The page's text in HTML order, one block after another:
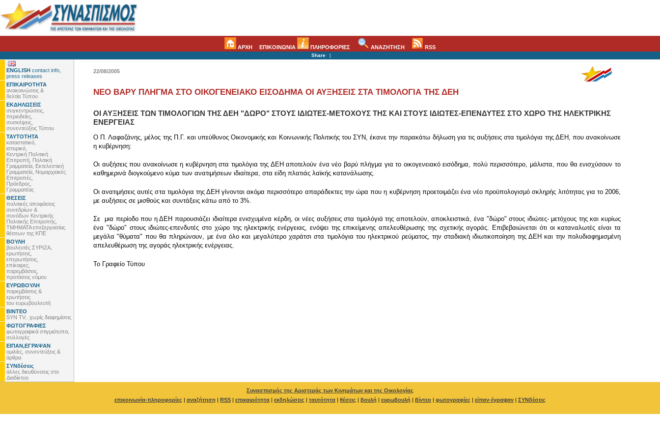
ΑΡΧΗ ΕΠΙΚΟΙΝΩΝΙΑ ΠΛΗΡΟΦΟΡΙΕΣ ΑΝΑΖΗΤΗΣΗ RSS
Share |
ENGLISH contact info,
press releases
ΕΠΙΚΑΙΡΟΤΗΤΑ
ανακοινώσεις &
δελτία Τύπου
ΕΚΔΗΛΩΣΕΙΣ
συγκεντρώσεις,
περιοδείες,
συσκέψεις,
συνεντεύξεις Τύπου
ΤΑΥΤΟΤΗΤΑ
καταστατικό,
ιστορικό,
Κεντρική Πολιτική
Επιτροπή, Πολιτική
Γραμματεία, Εκτελεστική
Γραμματεία, Νομαρχιακές
Επιτροπές,
Πρόεδρος,
Γραμματέας
ΘΕΣΕΙΣ
πολιτικές αποφάσεις
συνεδρίων &
συνόδων Κεντρικής
Πολιτικής Επιτροπής,
ΤΜΗΜΑΤΑ επεξεργασίας
θέσεων της ΚΠΕ
ΒΟΥΛΗ
βουλευτές ΣΥΡΙΖΑ,
ερωτήσεις,
επερωτήσεις,
επίκαιρες,
παρεμβάσεις,
προτάσεις νόμου
ΕΥΡΩΒΟΥΛΗ
παρεμβάσεις &
ερωτήσεις
του ευρωβουλευτή
ΒΙΝΤΕΟ
SYN TV.. χωρίς διαφημίσεις
ΦΩΤΟΓΡΑΦΙΕΣ
φωτογραφικά στιγμιότυπα,
συλλογές
ΕΙΠΑΝ,ΕΓΡΑΨΑΝ
ομιλίες, συνεντεύξεις &
άρθρα
ΣΥΝδέσεις
άλλες διευθύνσεις στο
Διαδίκτυο
22/08/2005
ΝΕΟ ΒΑΡΥ ΠΛΗΓΜΑ ΣΤΟ ΟΙΚΟΓΕΝΕΙΑΚΟ ΕΙΣΟΔΗΜΑ ΟΙ ΑΥΞΗΣΕΙΣ ΣΤΑ ΤΙΜΟΛΟΓΙΑ ΤΗΣ ΔΕΗ
ΟΙ ΑΥΞΗΣΕΙΣ ΤΩΝ ΤΙΜΟΛΟΓΙΩΝ ΤΗΣ ΔΕΗ "ΔΩΡΟ" ΣΤΟΥΣ ΙΔΙΩΤΕΣ-ΜΕΤΟΧΟΥΣ ΤΗΣ ΚΑΙ ΣΤΟΥΣ ΙΔΙΩΤΕΣ-ΕΠΕΝΔΥΤΕΣ ΣΤΟ ΧΩΡΟ ΤΗΣ ΗΛΕΚΤΡΙΚΗΣ
ΕΝΕΡΓΕΙΑΣ
Ο Π. Λαφαζάνης, μέλος της Π.Γ. και υπεύθυνος Οικονομικής και Κοινωνικής Πολιτικής του ΣΥΝ, έκανε την παρακάτω δήλωση για τις αυξήσεις στα τιμολόγια της ΔΕΗ, που ανακοίνωσε
η κυβέρνηση:
Οι αυξήσεις που ανακοίνωσε η κυβέρνηση στα τιμολόγια της ΔΕΗ αποτελούν ένα νέο βαρύ πλήγμα για το οικογενειακό εισόδημα, πολύ περισσότερο, μάλιστα, που θα ενισχύσουν το
καθημερινά διογκούμενο κύμα των ανατιμήσεων ιδιαίτερα, στα είδη πλατιάς λαϊκής κατανάλωσης.
Οι ανατιμήσεις αυτές στα τιμολόγια της ΔΕΗ γίνονται ακόμα περισσότερο απαράδεκτες την ώρα που η κυβέρνηση προετοιμάζει ένα νέο προϋπολογισμό σκληρής λιτότητας για το 2006,
με αυξήσεις σε μισθούς και συντάξεις κάτω από το 3%.
Σε μια περίοδο που η ΔΕΗ παρουσιάζει ιδιαίτερα ενισχυμένα κέρδη, οι νέες αυξήσεις στα τιμολόγιά της αποτελούν, αποκλειστικά, ένα "δώρο" στους ιδιώτες- μετόχους της και κυρίως
ένα "δώρο" στους ιδιώτες-επενδυτές στο χώρο της ηλεκτρικής ενέργειας, ενόψει της επικείμενης απελευθέρωσης της σχετικής αγοράς. Επιβεβαιώνεται ότι οι καταναλωτές είναι τα
μεγάλα "θύματα" που θα πληρώνουν, με ένα όλο και μεγαλύτερο χαράτσι στα τιμολόγια του ηλεκτρικού ρεύματος, την σταδιακή ιδιωτικοποίηση της ΔΕΗ και την πολυδιαφημισμένη
απελευθέρωση της αγοράς ηλεκτρικής ενέργειας.
To Γραφείο Τύπου
Συνασπισμός της Αριστεράς των Κινημάτων και της Οικολογίας
επικοινωνία-πληροφορίες | αναζήτηση | RSS | επικαιρότητα | εκδηλώσεις | ταυτότητα | θέσεις | βουλή | ευρωβουλή | βίντεο | φωτογραφίες | είπαν-έγραψαν | ΣΥΝδέσεις